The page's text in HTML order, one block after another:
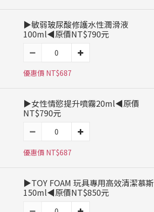
▶敏弱玻尿酸修護水性潤滑液
100ml◀原價NT$790元
優惠價 NT$687
▶女性情慾提升噴霧20ml◀原價
NT$790元
優惠價 NT$687
▶TOY FOAM 玩具專用高效清潔慕斯
150ml◀原價NT$850元